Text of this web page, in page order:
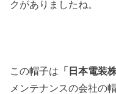
クがありましたね。
この帽子は 「日本電装
メンテナンスの会社の